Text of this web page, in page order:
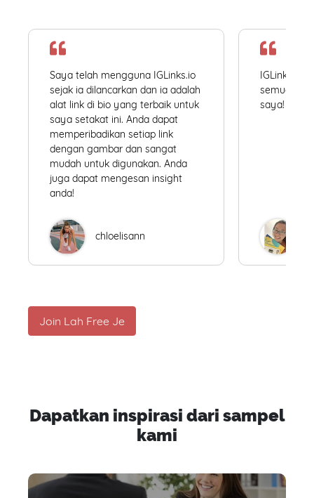
Saya telah mengguna IGLinks.io
sejak ia dilancarkan dan ia adalah
alat link di bio yang terbaik untuk
saya setakat ini. Anda dapat
memperibadikan setiap link
dengan gambar dan sangat
mudah untuk digunakan. Anda
juga dapat mengesan insight
anda!
chloelisann
IGLinks.io
semua
saya!
Join Lah Free Je
Dapatkan inspirasi dari sampel
kami